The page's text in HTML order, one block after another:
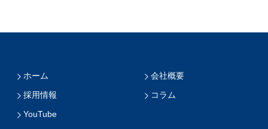
ホーム 会社概要
採用情報 コラム
YouTube